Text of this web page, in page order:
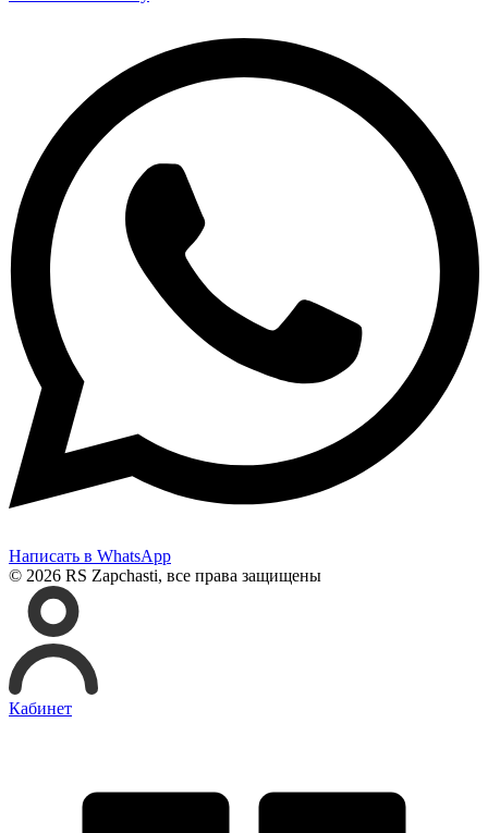
Написать в WhatsApp
© 2026 RS Zapchasti, все права защищены
Кабинет